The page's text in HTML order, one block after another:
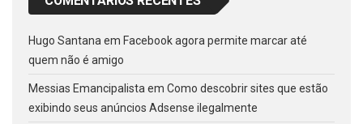
Hugo Santana em Facebook agora permite marcar até
quem não é amigo
Messias Emancipalista em Como descobrir sites que estão
exibindo seus anúncios Adsense ilegalmente